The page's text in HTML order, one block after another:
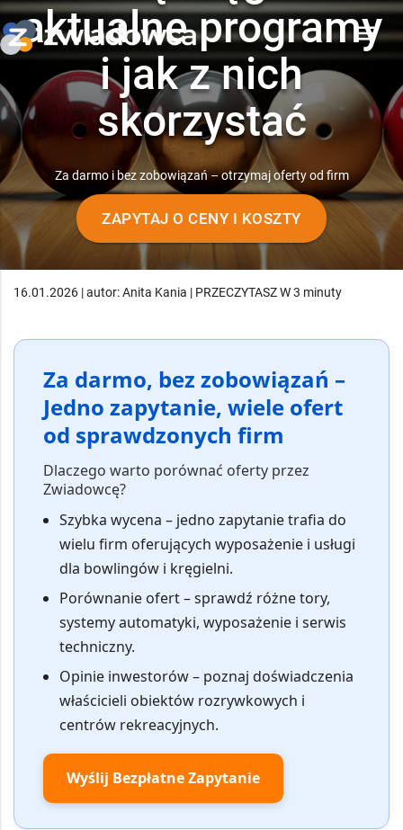
menu
aktualne programy
i jak z nich
skorzystać
Za darmo i bez zobowiązań – otrzymaj oferty od firm
ZAPYTAJ O CENY I KOSZTY
16.01.2026 | autor: Anita Kania | PRZECZYTASZ W 3 minuty
Za darmo, bez zobowiązań –
Jedno zapytanie, wiele ofert
od sprawdzonych firm
Dlaczego warto porównać oferty przez
Zwiadowcę?
Szybka wycena – jedno zapytanie trafia do
wielu firm oferujących wyposażenie i usługi
dla bowlingów i kręgielni.
Porównanie ofert– sprawdź różne tory,
systemy automatyki, wyposażenie i serwis
techniczny.
Opinie inwestorów– poznaj doświadczenia
właścicieli obiektów rozrywkowych i
centrów rekreacyjnych.
Wyślij Bezpłatne Zapytanie